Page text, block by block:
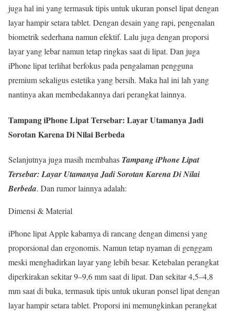
juga hal ini yang termasuk tipis untuk ukuran ponsel lipat dengan
layar hampir setara tablet. Dengan desain yang rapi, pengenalan
biometrik sederhana namun efektif. Lalu juga dengan proporsi
layar yang lebar namun tetap ringkas saat di lipat. Dan juga
iPhone lipat terlihat berfokus pada pengalaman pengguna
premium sekaligus estetika yang bersih. Maka hal ini lah yang
nantinya akan membedakannya dari perangkat lainnya.
Tampang iPhone Lipat Tersebar: Layar Utamanya Jadi
Sorotan Karena Di Nilai Berbeda
Selanjutnya juga masih membahas Tampang iPhone Lipat
Tersebar: Layar Utamanya Jadi Sorotan Karena Di Nilai
Berbeda. Dan rumor lainnya adalah:
Dimensi & Material
iPhone lipat Apple kabarnya di rancang dengan dimensi yang
proporsional dan ergonomis. Namun tetap nyaman di genggam
meski menghadirkan layar yang lebih besar. Ketebalan perangkat
diperkirakan sekitar 9–9,6 mm saat di lipat. Dan sekitar 4,5–4,8
mm saat di buka, termasuk tipis untuk ukuran ponsel lipat dengan
layar hampir setara tablet. Proporsi ini memungkinkan perangkat